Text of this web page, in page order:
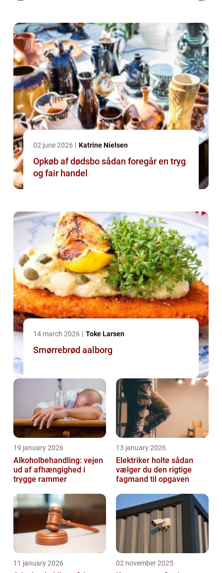
02 june 2026 Katrine Nielsen
Opkøb af dødsbo sådan foregår en tryg
og fair handel
14 march 2026 Toke Larsen
Smørrebrød aalborg
19 january 2026
Alkoholbehandling: vejen
ud af afhængighed i
trygge rammer
13 january 2026
Elektriker holte sådan
vælger du den rigtige
fagmand til opgaven
11 january 2026 02 november 2025